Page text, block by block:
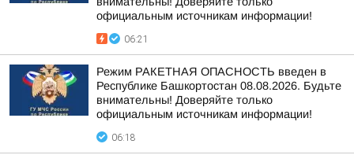
официальным источникам информации!
06:21
Режим РАКЕТНАЯ ОПАСНОСТЬ введен в
Республике Башкортостан 08.08.2026. Будьте
внимательны! Доверяйте только
официальным источникам информации!
06:18